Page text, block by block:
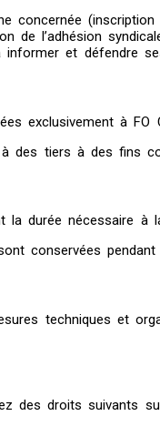
concernée
de l’adhésion
informer et défendre
exclusivement à
à des tiers à des fins
la durée nécessaire
conservées
techniques et
des droits suivants